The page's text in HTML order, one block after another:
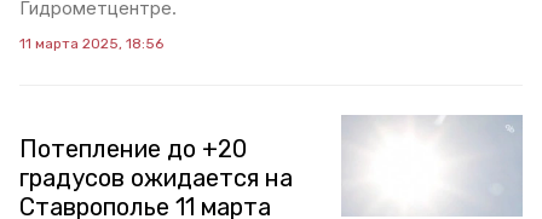
Гидрометцентре.
11 марта 2025, 18:56
Потепление до +20
градусов ожидается на
Ставрополье 11 марта